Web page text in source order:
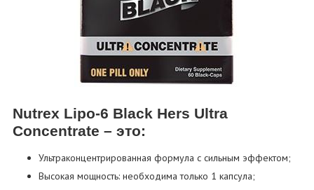
Nutrex Lipo-6 Black Hers Ultra
Concentrate – это:
Ультраконцентрированная формула с сильным эффектом;
Высокая мощность: необходима только 1 капсула;